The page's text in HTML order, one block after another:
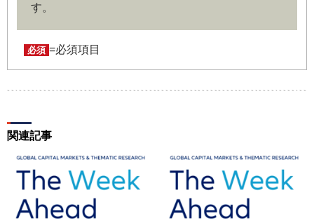
ユーザー名およびパスワードの利用、管理は会員の自己責
任において行うものとします。会員は、ユーザー名および
パスワードの第三者への漏洩、利用許諾、貸与、譲渡、名
用によって生じた損害の責任は、会員が負うものとし、当
第５条（著作権）
本サイトに掲載された情報、写真、その他の著作物は、当
社もしくは著作物の著作者または著作権者に帰属するもの
とします。会員は、当社著作物について複製、転用、公衆
送信、譲渡、翻案および翻訳などの著作権、商標権などを
す。
必須 =必須項目
関連記事